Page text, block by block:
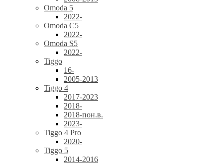
Omoda 5
2022-
Omoda C5
2022-
Omoda S5
2022-
Tiggo
16-
2005-2013
Tiggo 4
2017-2023
2018-
2018-пон.в.
2023-
Tiggo 4 Pro
2020-
Tiggo 5
2014-2016